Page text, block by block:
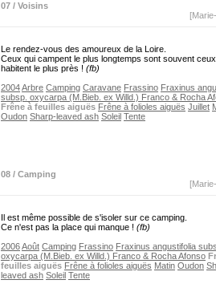
07 / Voisins
Le rendez-vous des amoureux de la Loire.
Ceux qui campent le plus longtemps sont souvent
habitent le plus près ! (fb)
2004Arbre Camping Caravane Frassino Fraxinus
subsp. oxycarpa (M.Bieb. ex Willd.) Franco & Rocha
Frêne à feuilles aiguës Frêne à folioles aiguës Juillet
Oudon Sharp-leaved ash Soleil Tente
08 / Camping
Il est même possible de s'isoler sur ce camping.
Ce n'est pas la place qui manque ! (fb)
2006Août Camping Frassino Fraxinus angustifolia
oxycarpa (M.Bieb. ex Willd.) Franco & Rocha Afonso
feuilles aiguës Frêne à folioles aiguës Matin Oudon
leaved ash Soleil Tente